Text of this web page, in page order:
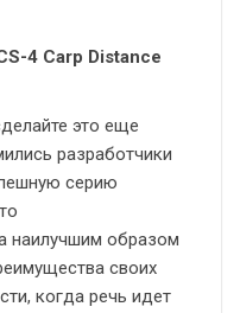
4 Carp Distance
это еще
разработчики
серию
наилучшим образом
своих
когда речь идет